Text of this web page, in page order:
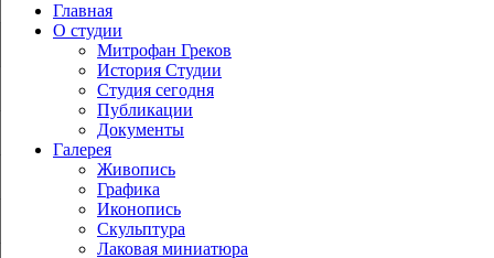
Главная
О студии
Митрофан Греков
История Студии
Студия сегодня
Публикации
Документы
Галерея
Живопись
Графика
Иконопись
Скульптура
Лаковая миниатюра